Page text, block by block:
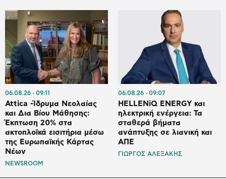
06.08.26 09:11
Attica -Ίδρυμα Νεολαίας
και Δια Βίου Μάθησης:
Έκπτωση 20% στα
ακτοπλοϊκά εισιτήρια μέσω
της Ευρωπαϊκής Κάρτας
Νέων
NEWSROOM
06.08.26 09:07
HELLENiQ ENERGY και
ηλεκτρική ενέργεια: Τα
σταθερά βήματα
ανάπτυξης σε λιανική και
ΑΠΕ
ΓΙΩΡΓΟΣ ΑΛΕΞΑΚΗΣ